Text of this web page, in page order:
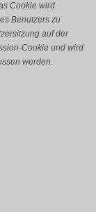
Cookie wird
Benutzers zu
auf der
Cookie und wird
werden.